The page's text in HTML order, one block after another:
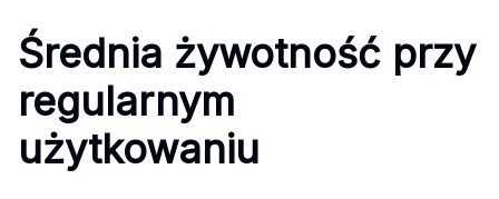
Średnia żywotność przy
regularnym
użytkowaniu